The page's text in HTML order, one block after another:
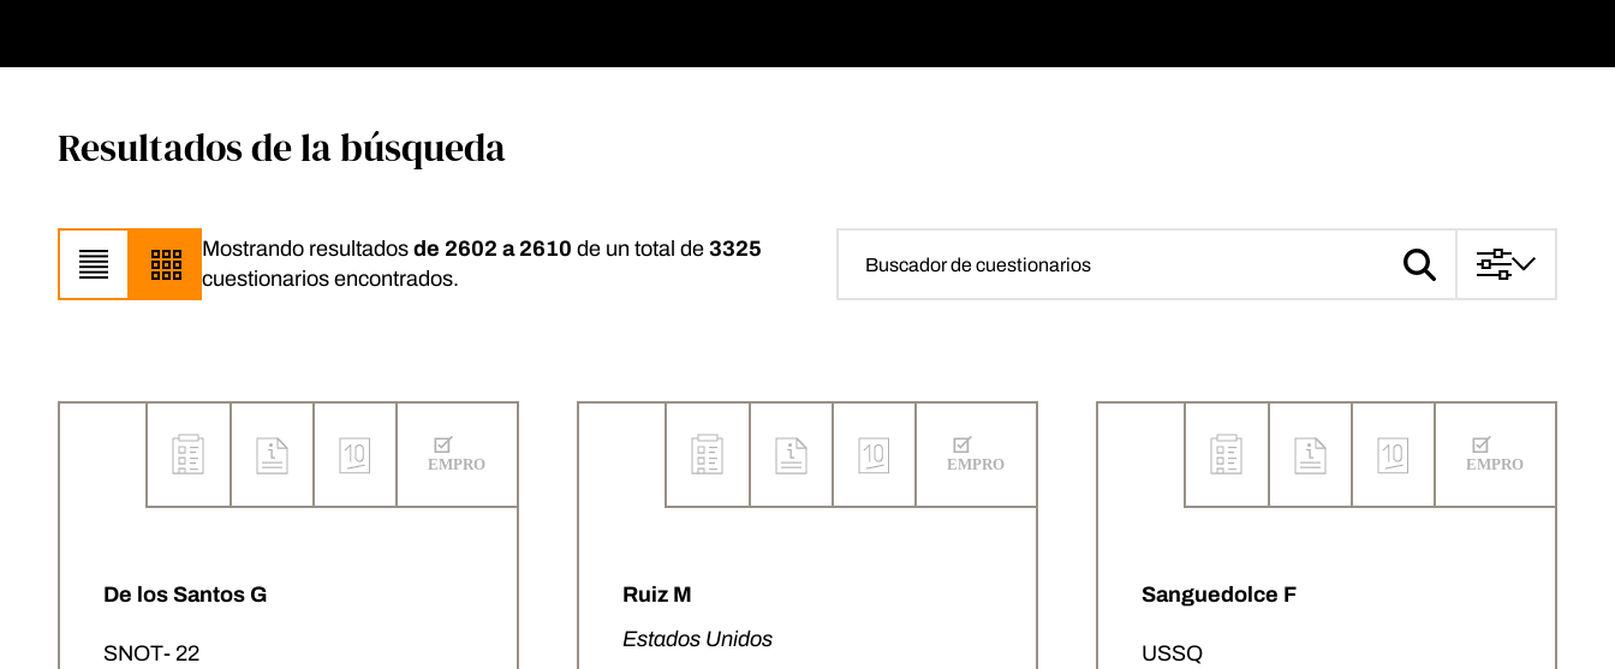
Resultados de la búsqueda
Mostrando resultados de 2602 a 2610 de un total de 3325
cuestionarios encontrados.
De los Santos G
SNOT- 22
Ruiz M
Estados Unidos
Sanguedolce F
USSQ